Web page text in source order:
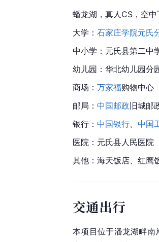
蟠龙湖，真人CS，空
大学： 石家庄学院元氏
中小学：元氏县第二中
幼儿园：华北幼儿园分
商场： 万家福购物中心
邮局： 中国邮政旧城邮
银行： 中国银行
中国
医院：元氏县人民医院
其他：海天饭店、红鹰
交通出行
本项目位于潘龙湖畔